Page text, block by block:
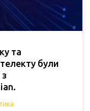
та
були
з